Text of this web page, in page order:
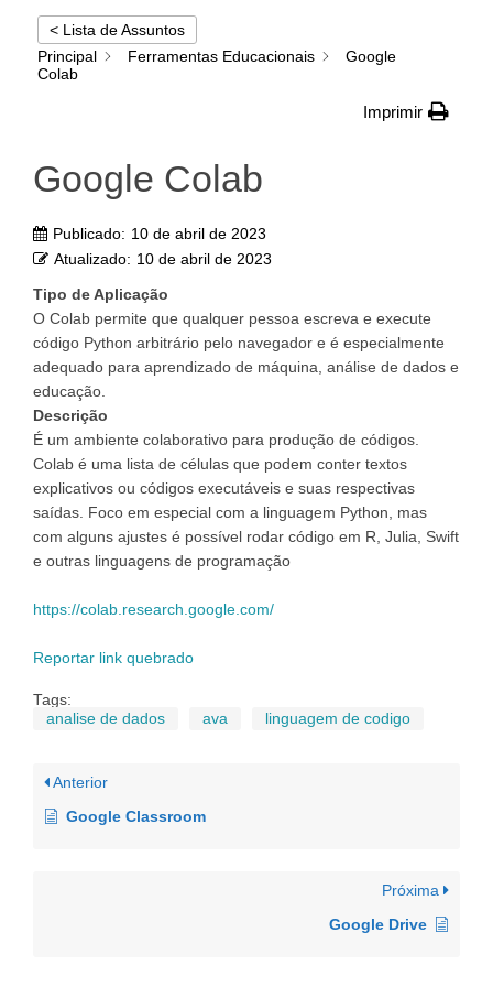
< Lista de Assuntos
Principal
Ferramentas Educacionais
Google
Colab
Imprimir
Google Colab
Publicado: 10 de abril de 2023
Atualizado: 10 de abril de 2023
Tipo de Aplicação
O Colab permite que qualquer pessoa escreva e execute
código Python arbitrário pelo navegador e é especialmente
adequado para aprendizado de máquina, análise de dados e
educação.
Descrição
É um ambiente colaborativo para produção de códigos.
Colab é uma lista de células que podem conter textos
explicativos ou códigos executáveis e suas respectivas
saídas. Foco em especial com a linguagem Python, mas
com alguns ajustes é possível rodar código em R, Julia, Swift
e outras linguagens de programação
https://colab.research.google.com/
Reportar link quebrado
Tags:
analise de dados
ava linguagem de codigo
Anterior
Google Classroom
Próxima
Google Drive